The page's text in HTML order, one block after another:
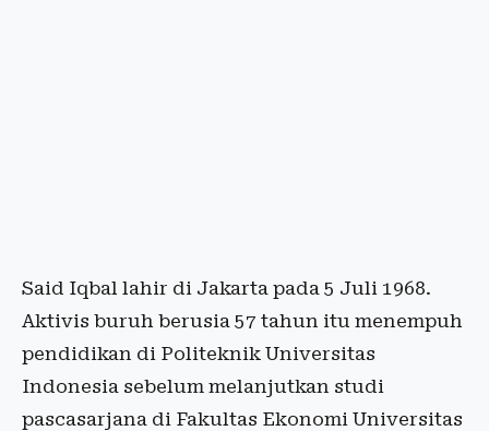
Said Iqbal lahir di Jakarta pada 5 Juli 1968.
Aktivis buruh berusia 57 tahun itu menempuh
pendidikan di Politeknik Universitas
Indonesia sebelum melanjutkan studi
pascasarjana di Fakultas Ekonomi Universitas